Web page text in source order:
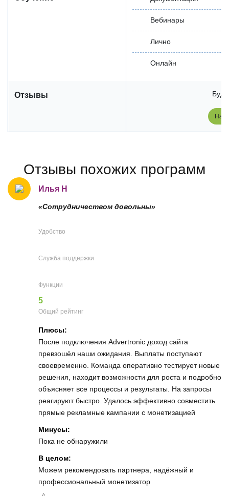
Вебинары
Лично
Онлайн
Отзывы
Отзывы похожих программ
Илья Н
«Сотрудничеством довольны»
Удобство
Служба поддержки
Функции
5
Общий рейтинг
Плюсы:
После подключения Advertronic доход сайта
превзошёл наши ожидания. Выплаты поступают
своевременно. Команда оперативно тестирует новые
решения, находит возможности для роста и подробно
объясняет все процессы и результаты. На запросы
реагируют быстро. Удалось эффективно совместить
прямые рекламные кампании с монетизацией
Минусы:
Пока не обнаружили
В целом:
Можем рекомендовать партнера, надёжный и
профессиональный монетизатор